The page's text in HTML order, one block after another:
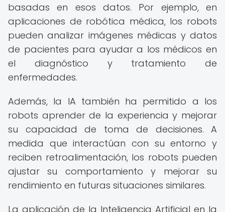
basadas en esos datos. Por ejemplo, en
aplicaciones de robótica médica, los robots
pueden analizar imágenes médicas y datos
de pacientes para ayudar a los médicos en
el diagnóstico y tratamiento de
enfermedades.
Además, la IA también ha permitido a los
robots aprender de la experiencia y mejorar
su capacidad de toma de decisiones. A
medida que interactúan con su entorno y
reciben retroalimentación, los robots pueden
ajustar su comportamiento y mejorar su
rendimiento en futuras situaciones similares.
La aplicación de la Inteligencia Artificial en la